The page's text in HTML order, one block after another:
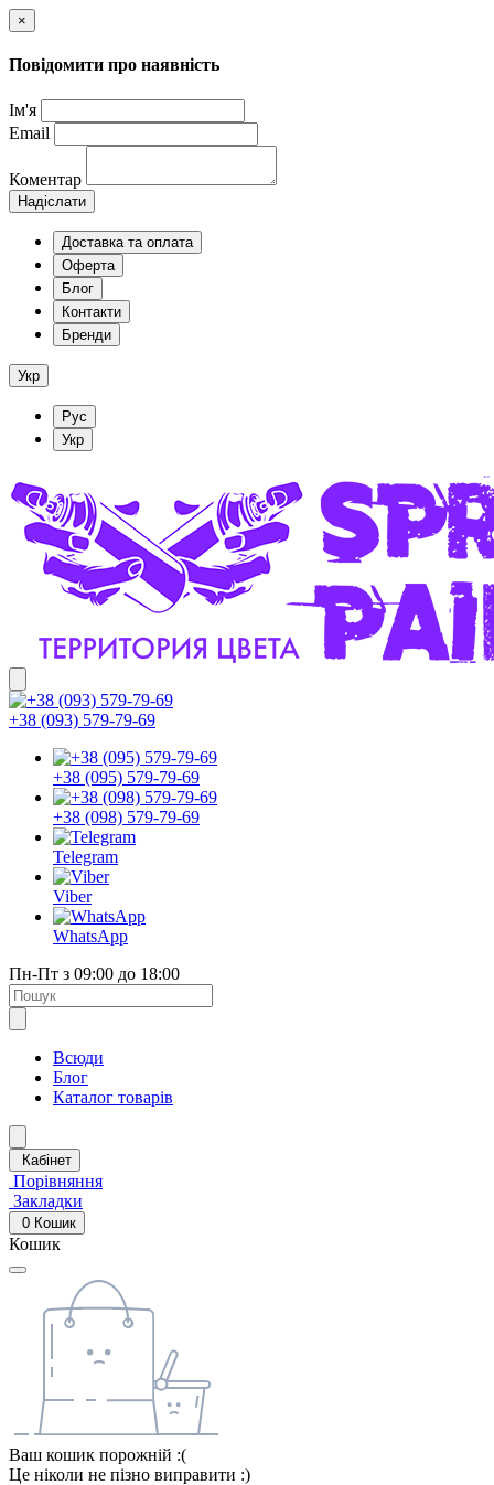
×
Повідомити про наявність
Ім'я
Email
Коментар
Надіслати
Доставка та оплата
Оферта
Блог
Контакти
Бренди
Укр
Рус
Укр
+38 (093) 579-79-69
+38 (095) 579-79-69
+38 (098) 579-79-69
Telegram
Viber
WhatsApp
Пн-Пт з 09:00 до 18:00
Всюди
Блог
Каталог товарів
Кабінет
Порівняння
Закладки
0 Кошик
Кошик
Ваш кошик порожній :(
Це ніколи не пізно виправити :)